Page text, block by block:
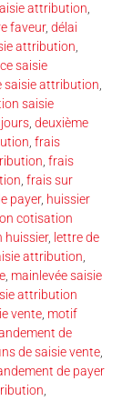
attribution,
faveur, délai
attribution,
saisie
saisie attribution,
saisie
, deuxième
, frais
, frais
, frais sur
payer, huissier
cotisation
huissier, lettre de
attribution,
, mainlevée saisie
attribution
vente, motif
de
de saisie vente,
de payer
,